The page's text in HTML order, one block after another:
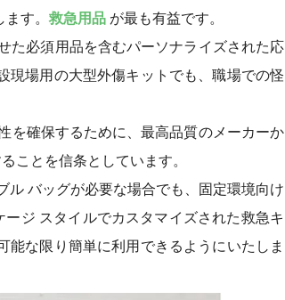
ます。救急用品 が最も有益です。
た必須用品を含むパーソナライズされた応
現場用の大型外傷キットでも、職場での怪
を確保するために、最高品質のメーカーか
ことを信条としています。
ル バッグが必要な場合でも、固定環境向け
ジ スタイルでカスタマイズされた救急キ
な限り簡単に利用できるようにいたしま